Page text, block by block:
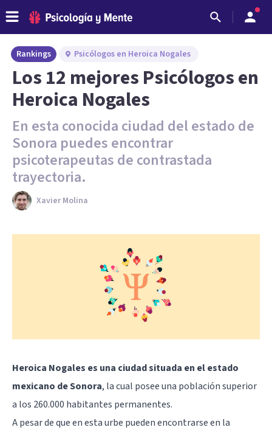
Rankings Psicólogos en Heroica Nogales
Los 12 mejores Psicólogos en
Heroica Nogales
En esta conocida ciudad del estado de
Sonora puedes encontrar
psicoterapeutas de contrastada
trayectoria.
Xavier Molina
Heroica Nogales es una ciudad situada en el estado
mexicano de Sonora, la cual posee una población superior
a los 260.000 habitantes permanentes.
A pesar de que en esta urbe pueden encontrarse en la